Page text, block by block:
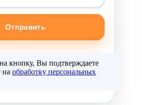
Отправить
кнопку, Вы подтверждаете
на обработку персональных